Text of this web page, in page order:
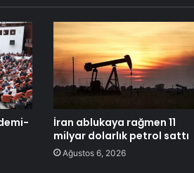
İran ablukaya rağmen 11
milyar dolarlık petrol sattı
Ağustos 6, 2026